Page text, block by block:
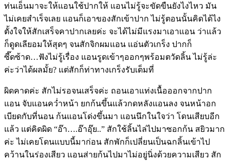
ท่นเอ็นมาจะให้แอนใช้ปากให้ แอนไม่รู้จะขัดขืนยังไงไหว มัน
ไม่เคยสำเร็จเลย แอนก็เอาของสักเข้าปาก ไม่รู้ตอนนั้นคิดได้ไง
ตั้งใจให้สักเสร็จคาปากเลยค่ะ จะได้ไม่มีแรงมาเอาแอน ว่าแล้ว
ก็ดูดเลียอมให้สุดๆ จนสักจิกผมแอน แอ่นตัวเกร็ง ปากก็
ซี๊ดซ้าด…ฟังไม่รู้เรื่อง แอนรูดเข้าๆออกๆพร้อมตวัดลิ้น ไม่รู้ล่ะ
ค่ะว่าได้ผลมั้ย? แต่สักก็ท่าทางเกร็งรับเต็มที่
ผิดคาดค่ะ สักไม่รอจนเสร็จค่ะ ถอนเอาแท่งเนื้อออกจากปาก
แอน จับแอนคว่ำหน้า ยกก้นขึ้นแล้วกดหลังแอนลง จนหน้าอก
เบียดกับที่นอน ก้นแอนโด่งขึ้นมา แอนนึกในใจว่า โดนเสียบอีก
แล้ว แต่คิดผิด “อ๊า….อ๊าอุ๊ย..” สักใช้ลิ้นไล่ไปมาซอกก้น สยิวมาก
ค่ะ ไม่เคยโดนแบบนี้มาก่อน สักพักก็เปลี่ยนเป็นฉกลิ้นเข้าไป
คว้านในร่องเสียว แอนส่ายก้นไปมาไม่อยู่นิ่งด้วยความเสียว สัก